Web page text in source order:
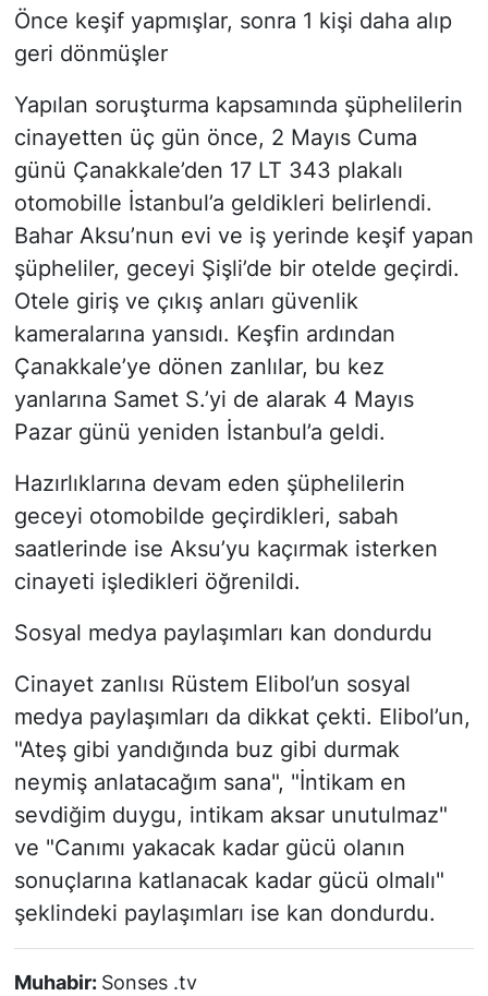
Önce keşif yapmışlar, sonra 1 kişi daha alıp
geri dönmüşler
Yapılan soruşturma kapsamında şüphelilerin
cinayetten üç gün önce, 2 Mayıs Cuma
günü Çanakkale’den 17 LT 343 plakalı
otomobille İstanbul’a geldikleri belirlendi.
Bahar Aksu’nun evi ve iş yerinde keşif yapan
şüpheliler, geceyi Şişli’de bir otelde geçirdi.
Otele giriş ve çıkış anları güvenlik
kameralarına yansıdı. Keşfin ardından
Çanakkale’ye dönen zanlılar, bu kez
yanlarına Samet S.’yi de alarak 4 Mayıs
Pazar günü yeniden İstanbul’a geldi.
Hazırlıklarına devam eden şüphelilerin
geceyi otomobilde geçirdikleri, sabah
saatlerinde ise Aksu’yu kaçırmak isterken
cinayeti işledikleri öğrenildi.
Sosyal medya paylaşımları kan dondurdu
Cinayet zanlısı Rüstem Elibol’un sosyal
medya paylaşımları da dikkat çekti. Elibol’un,
"Ateş gibi yandığında buz gibi durmak
neymiş anlatacağım sana", "İntikam en
sevdiğim duygu, intikam aksar unutulmaz"
ve "Canımı yakacak kadar gücü olanın
sonuçlarına katlanacak kadar gücü olmalı"
şeklindeki paylaşımları ise kan dondurdu.
Muhabir: Sonses .tv